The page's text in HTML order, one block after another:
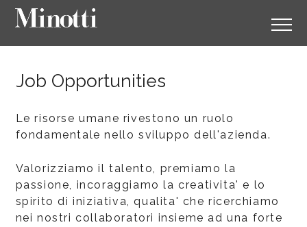
Job Opportunities
Le risorse umane rivestono un ruolo
fondamentale nello sviluppo dell'azienda.
Valorizziamo il talento, premiamo la
passione, incoraggiamo la creativita' e lo
spirito di iniziativa, qualita' che ricerchiamo
nei nostri collaboratori insieme ad una forte